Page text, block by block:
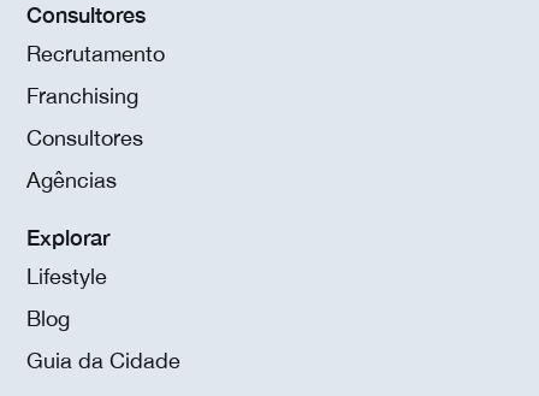
Consultores
Recrutamento
Franchising
Consultores
Agências
Explorar
Lifestyle
Blog
Guia da Cidade